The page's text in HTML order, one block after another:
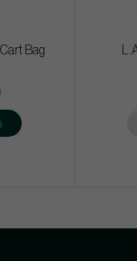
Bag